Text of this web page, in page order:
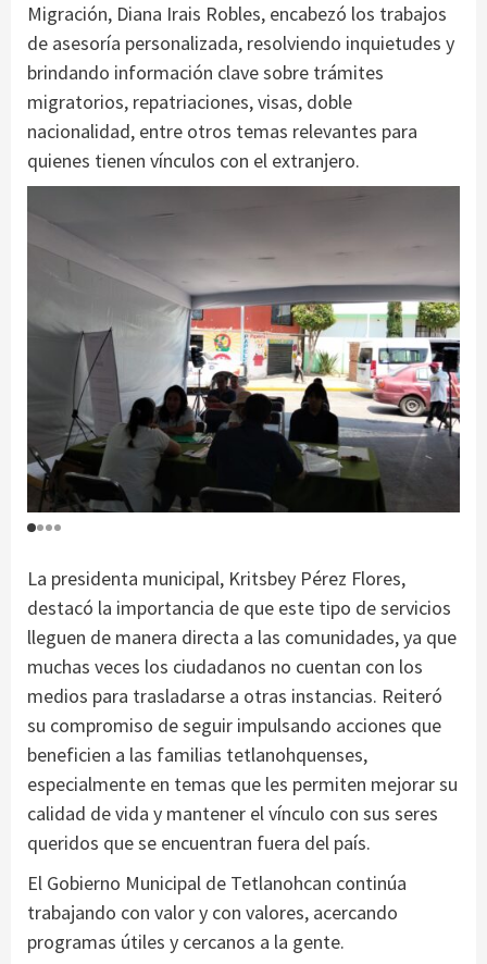
Migración, Diana Irais Robles, encabezó los trabajos
de asesoría personalizada, resolviendo inquietudes y
brindando información clave sobre trámites
migratorios, repatriaciones, visas, doble
nacionalidad, entre otros temas relevantes para
quienes tienen vínculos con el extranjero.
La presidenta municipal, Kritsbey Pérez Flores,
destacó la importancia de que este tipo de servicios
lleguen de manera directa a las comunidades, ya que
muchas veces los ciudadanos no cuentan con los
medios para trasladarse a otras instancias. Reiteró
su compromiso de seguir impulsando acciones que
beneficien a las familias tetlanohquenses,
especialmente en temas que les permiten mejorar su
calidad de vida y mantener el vínculo con sus seres
queridos que se encuentran fuera del país.
El Gobierno Municipal de Tetlanohcan continúa
trabajando con valor y con valores, acercando
programas útiles y cercanos a la gente.